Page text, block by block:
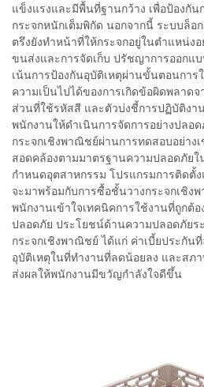
แข็งแรงและมีพื้นที่ฐานกว้าง เพื่อป้องกั
กระจกหนักเต็มพิกัด นอกจากนี้ ระบบล็
ตรึงยังทำหน้าที่ให้กระจกอยู่ในตำแหน่ง
ขนส่งและการจัดเก็บ ปรัชญาการออกแ
เน้นการป้องกันอุบัติเหตุผ่านขั้นตอนการ
ความเป็นไปได้ของการเกิดข้อผิดพลาด
ส่วนที่ใช้รหัสสี และตัวบ่งชี้การปฏิบัติงา
พนักงานให้ดำเนินการจัดการอย่างปลอ
กระจกเชิงพาณิชย์ผ่านการทดสอบอย่าง
สอดคล้องตามมาตรฐานความปลอดภัย
กำหนดอุตสาหกรรม โปรแกรมการติดตั้
จะมาพร้อมกับการซื้อชั้นวางกระจกเชิง
พนักงานเข้าใจเทคนิคการใช้งานที่ถูกต้
ปลอดภัย ประโยชน์ด้านความปลอดภัยร
กระจกเชิงพาณิชย์ ได้แก่ ค่าเบี้ยประกัน
อุบัติเหตุในที่ทำงานที่ลดน้อยลง และสภ
ส่งผลให้พนักงานมีขวัญกำลังใจดีขึ้น